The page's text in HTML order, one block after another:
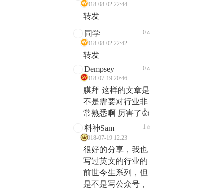
2018-08-02 22:44
转发
同学
2018-08-02 22:42
0
转发
Dempsey
2018-07-19 20:46
0
膜拜 这样的文章是
不是需要对行业非
常熟悉啊 厉害了👍
料神Sam
2018-07-19 12:23
1
很好的分享，我也
写过英文的行业的
前世今生系列，但
是不是写公众号，